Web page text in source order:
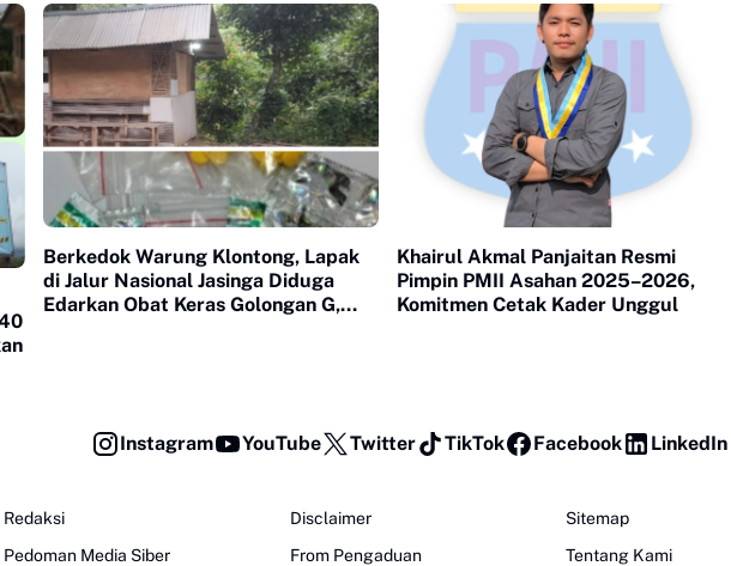
Berkedok Warung Klontong, Lapak
di Jalur Nasional Jasinga Diduga
Edarkan Obat Keras Golongan G,
Khairul Akmal Panjaitan Resmi
Pimpin PMII Asahan 2025–2026,
Komitmen Cetak Kader Unggul
Instagram YouTube Twitter TikTok Facebook LinkedIn
Redaksi
Pedoman Media Siber
Disclaimer
From Pengaduan
Sitemap
Tentang Kami